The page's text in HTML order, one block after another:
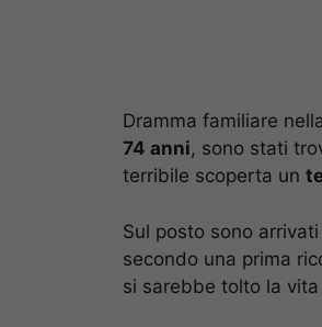
Dramma familiare
74 anni, sono stati
terribile scoperta un
Sul posto sono
secondo una prima
si sarebbe tolto la